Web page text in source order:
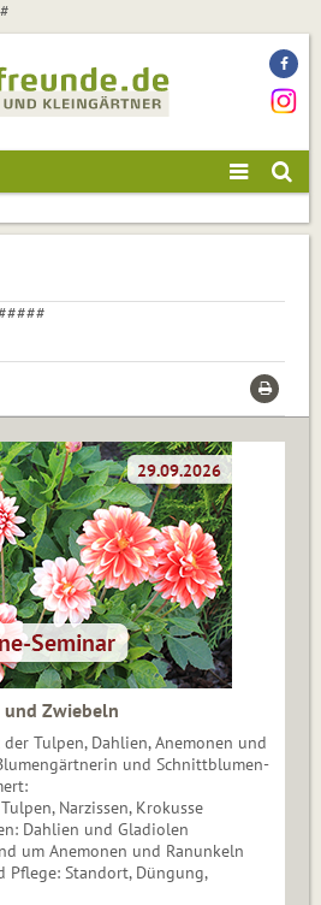
Zwiebeln
Tulpen, Dahlien, Anemonen und
und Schnittblumen-
Narzissen, Krokusse
Dahlien und Gladiolen
um Anemonen und Ranunkeln
Standort, Düngung,